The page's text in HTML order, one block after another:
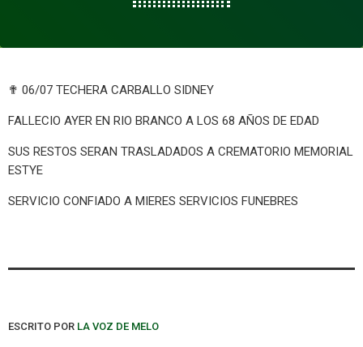
✟ 06/07 TECHERA CARBALLO SIDNEY
FALLECIO AYER EN RIO BRANCO A LOS 68 AÑOS DE EDAD
SUS RESTOS SERAN TRASLADADOS A CREMATORIO MEMORIAL
ESTYE
SERVICIO CONFIADO A MIERES SERVICIOS FUNEBRES
ESCRITO POR LA VOZ DE MELO